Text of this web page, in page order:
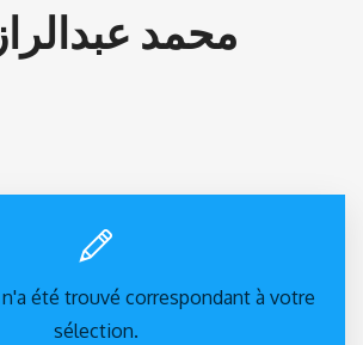
محمد
été trouvé correspondant à votre
sélection.